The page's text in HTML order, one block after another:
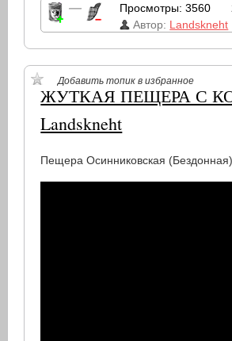
— Просмотры: 3560
Автор: Landskneht
Добавить топик в избранное
ЖУТКАЯ ПЕЩЕРА С
Landskneht
Пещера Осинниковская